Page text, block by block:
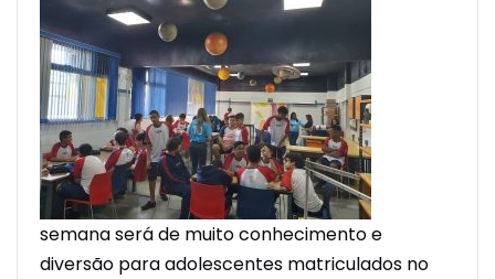
semana será de muito conhecimento e
diversão para adolescentes matriculados no